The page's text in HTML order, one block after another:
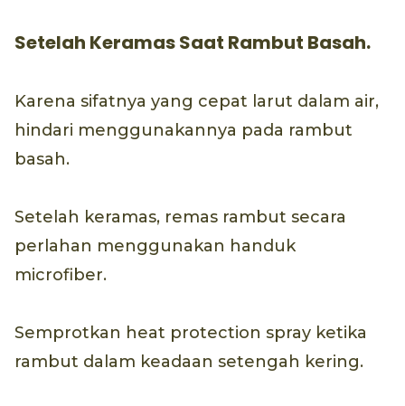
Setelah Keramas Saat Rambut Basah.
Karena sifatnya yang cepat larut dalam air,
hindari menggunakannya pada rambut
basah.
Setelah keramas, remas rambut secara
perlahan menggunakan handuk
microfiber.
Semprotkan heat protection spray ketika
rambut dalam keadaan setengah kering.